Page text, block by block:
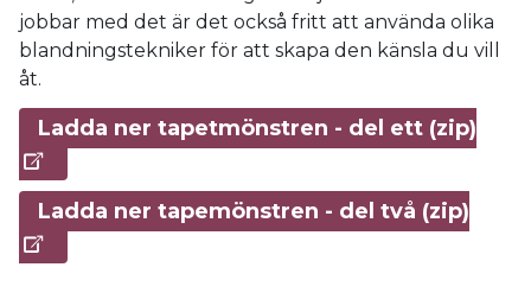
jobbar med det är det också fritt att använda olika
blandningstekniker för att skapa den känsla du vill
åt.
Ladda ner tapetmönstren - del ett (zip)
Ladda ner tapemönstren - del två (zip)